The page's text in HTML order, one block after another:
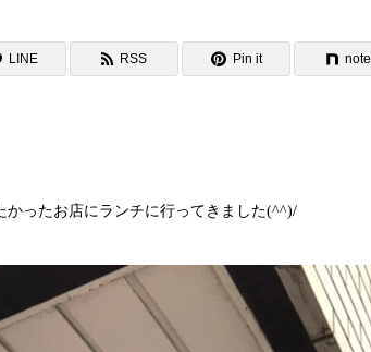
LINE RSS Pin it note
ったお店にランチに行ってきました(^^)/